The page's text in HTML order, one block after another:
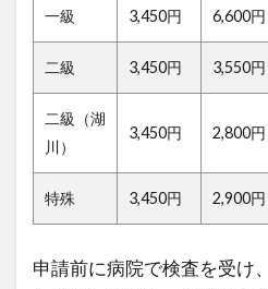
一級 3,450円 6,600円
二級 3,450円 3,550円
二級（湖
川）
3,450円 2,800円
特殊 3,450円 2,900円
申請前に病院で検査を受け